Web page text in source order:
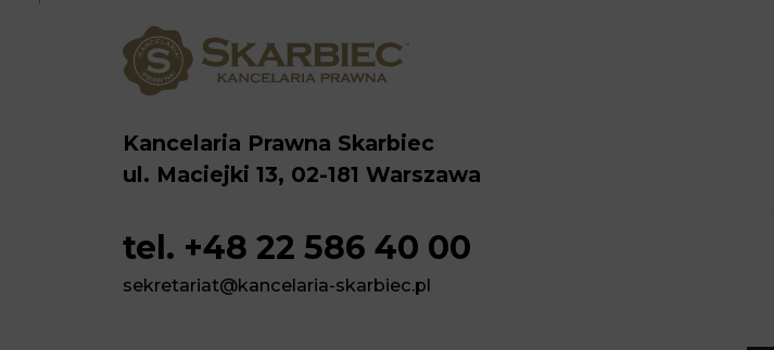
Kancelaria Prawna Skarbiec
ul. Maciejki 13, 02-181 Warszawa
tel. +48 22 586 40 00
sekretariat@kancelaria-skarbiec.pl